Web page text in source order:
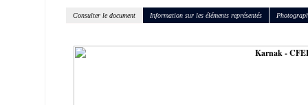
Consulter le document Information sur les éléments représentés